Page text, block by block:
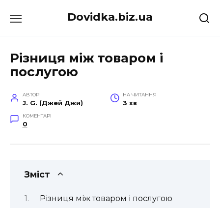
до
Dovidka.biz.ua
Різниця між товаром і
послугою
АВТОР
J. G. (Джей Джи)
НА ЧИТАННЯ
3 хв
КОМЕНТАРІ
0
Зміст
Різниця між товаром і послугою